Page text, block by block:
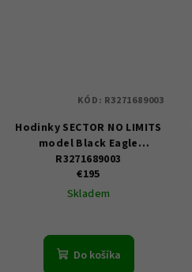
Hodinky SECTOR NO LIMITS
model Black Eagle
R3271689003
€195
Skladem
Do košíka
KÓD: R3271689003